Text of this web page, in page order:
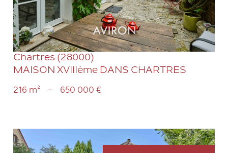
Chartres (28000)
MAISON XVIIIème DANS CHARTRES
216 m² - 650 000 €